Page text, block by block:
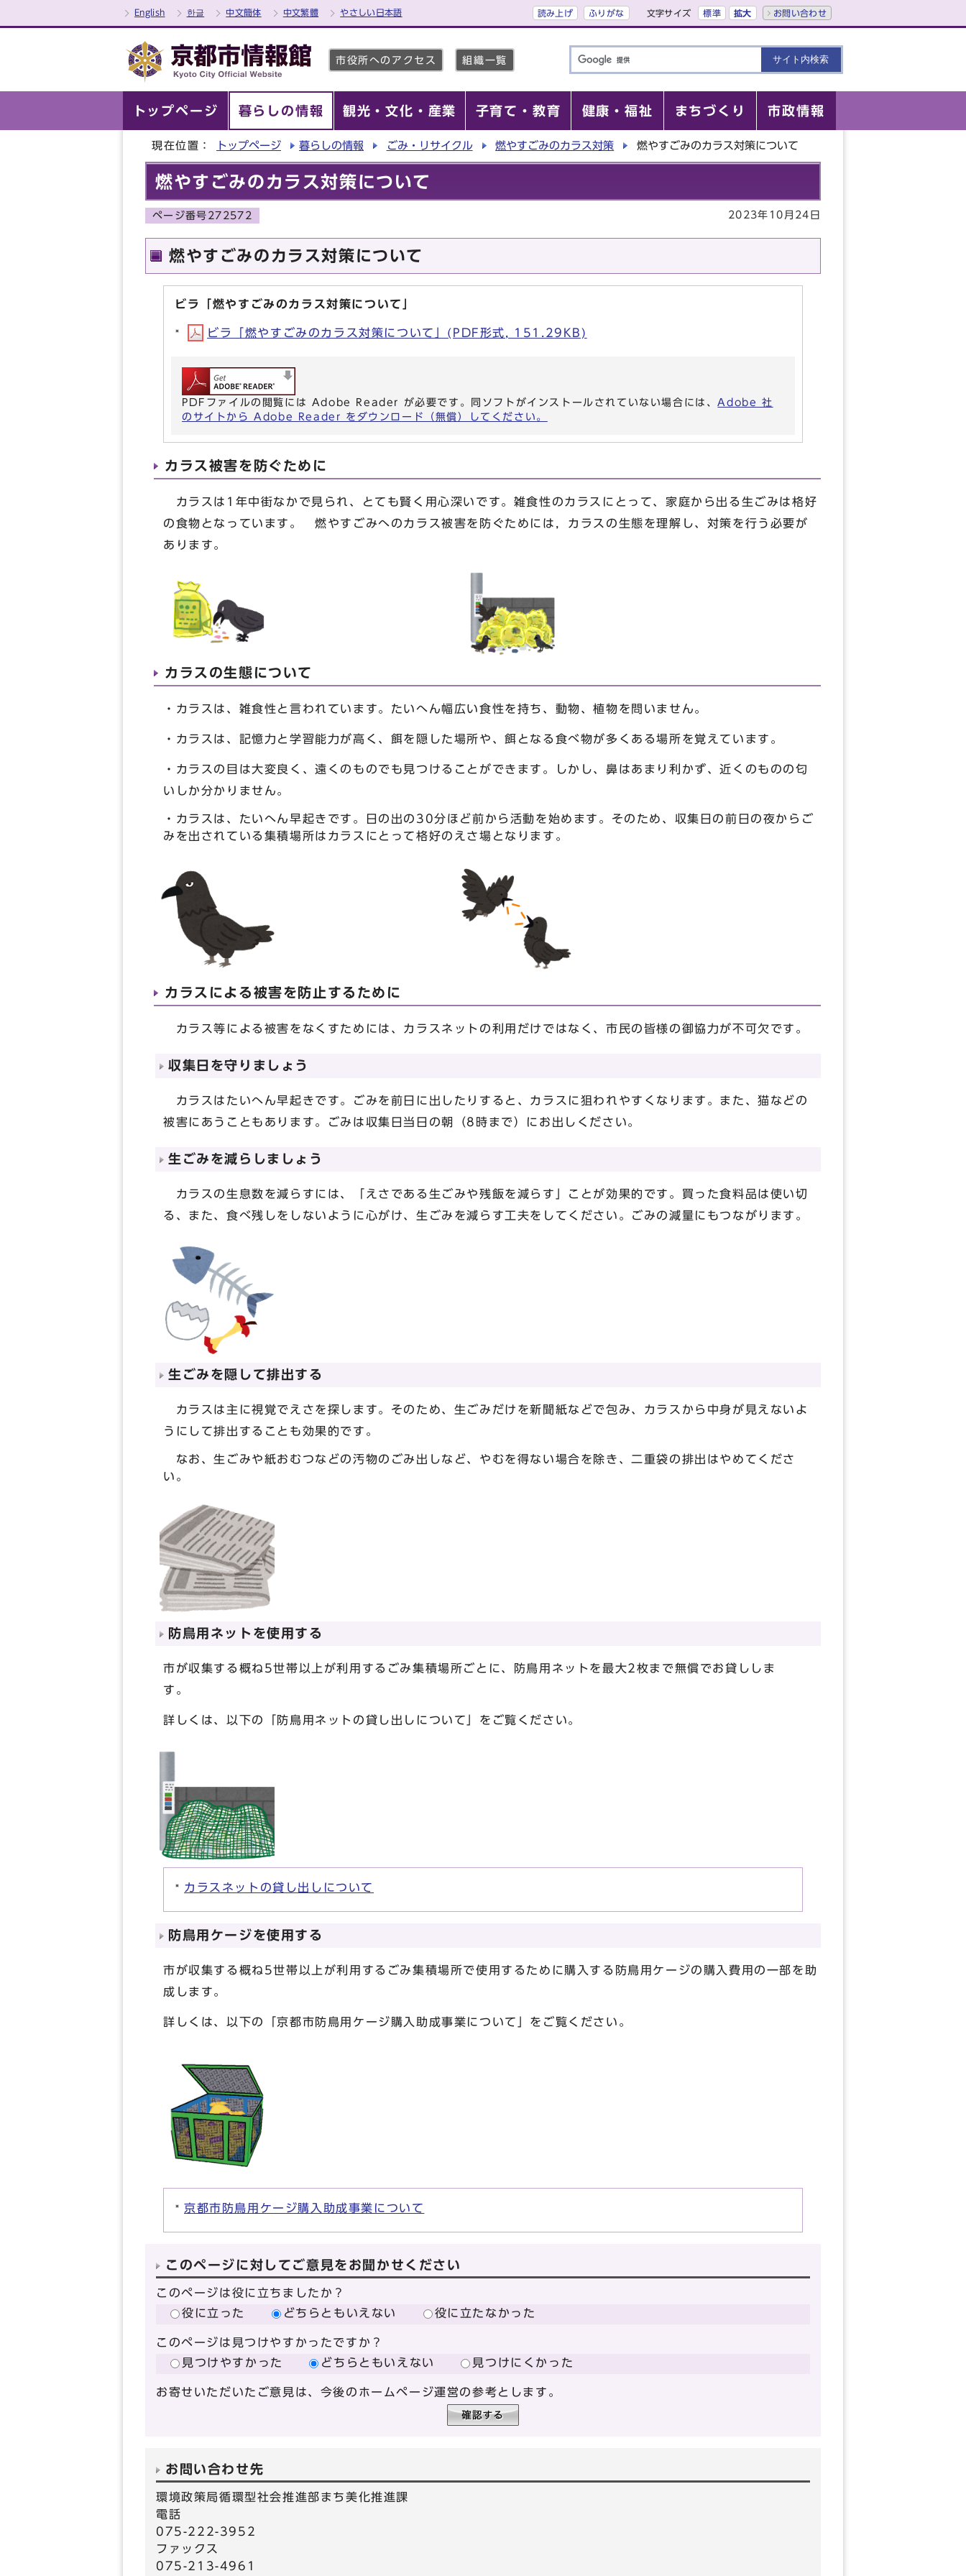
English 한글 中文簡体 中文繁體 やさしい日本語 読み上げ ふりがな 文字サイズ 標準 拡大 お問い合わせ
市役所へのアクセス 組織一覧
トップページ 暮らしの情報 観光・文化・産業 子育て・教育 健康・福祉 まちづくり 市政情報
現在位置： トップページ 暮らしの情報 ごみ・リサイクル 燃やすごみのカラス対策 燃やすごみのカラス対策について
燃やすごみのカラス対策について
ページ番号272572 2023年10月24日
燃やすごみのカラス対策について
ビラ「燃やすごみのカラス対策について」
ビラ「燃やすごみのカラス対策について」(PDF形式, 151.29KB)
PDFファイルの閲覧には Adobe Reader が必要です。同ソフトがインストールされていない場合には、Adobe 社
のサイトから Adobe Reader をダウンロード（無償）してください。
カラス被害を防ぐために
カラスは1年中街なかで見られ、とても賢く用心深いです。雑食性のカラスにとって、家庭から出る生ごみは格好
の食物となっています。 燃やすごみへのカラス被害を防ぐためには，カラスの生態を理解し、対策を行う必要が
あります。
カラスの生態について
・カラスは、雑食性と言われています。たいへん幅広い食性を持ち、動物、植物を問いません。
・カラスは、記憶力と学習能力が高く、餌を隠した場所や、餌となる食べ物が多くある場所を覚えています。
・カラスの目は大変良く、遠くのものでも見つけることができます。しかし、鼻はあまり利かず、近くのものの匂
いしか分かりません。
・カラスは、たいへん早起きです。日の出の30分ほど前から活動を始めます。そのため、収集日の前日の夜からご
みを出されている集積場所はカラスにとって格好のえさ場となります。
カラスによる被害を防止するために
カラス等による被害をなくすためには、カラスネットの利用だけではなく、市民の皆様の御協力が不可欠です。
収集日を守りましょう
カラスはたいへん早起きです。ごみを前日に出したりすると、カラスに狙われやすくなります。また、猫などの
被害にあうこともあります。ごみは収集日当日の朝（8時まで）にお出しください。
生ごみを減らしましょう
カラスの生息数を減らすには、「えさである生ごみや残飯を減らす」ことが効果的です。買った食料品は使い切
る、また、食べ残しをしないように心がけ、生ごみを減らす工夫をしてください。ごみの減量にもつながります。
生ごみを隠して排出する
カラスは主に視覚でえさを探します。そのため、生ごみだけを新聞紙などで包み、カラスから中身が見えないよ
うにして排出することも効果的です。
なお、生ごみや紙おむつなどの汚物のごみ出しなど、やむを得ない場合を除き、二重袋の排出はやめてくださ
い。
防鳥用ネットを使用する
市が収集する概ね5世帯以上が利用するごみ集積場所ごとに、防鳥用ネットを最大2枚まで無償でお貸ししま
す。
詳しくは、以下の「防鳥用ネットの貸し出しについて」をご覧ください。
カラスネットの貸し出しについて
防鳥用ケージを使用する
市が収集する概ね5世帯以上が利用するごみ集積場所で使用するために購入する防鳥用ケージの購入費用の一部を助
成します。
詳しくは、以下の「京都市防鳥用ケージ購入助成事業について」をご覧ください。
京都市防鳥用ケージ購入助成事業について
このページに対してご意見をお聞かせください
このページは役に立ちましたか？
役に立った
どちらともいえない 役に立たなかった
このページは見つけやすかったですか？
見つけやすかった
どちらともいえない 見つけにくかった
お寄せいただいたご意見は、今後のホームページ運営の参考とします。
お問い合わせ先
環境政策局循環型社会推進部まち美化推進課
電話
075-222-3952
ファックス
075-213-4961